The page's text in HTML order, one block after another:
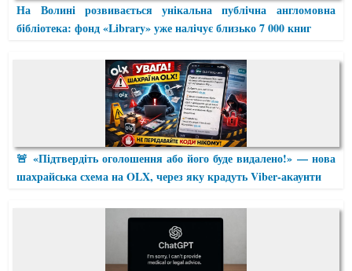
На Волині розвивається унікальна публічна англомовна
бібліотека: фонд «Library» уже налічує близько 7 000 книг
🚨 «Підтвердіть оголошення або його буде видалено!» — нова
шахрайська схема на OLX, через яку крадуть Viber-акаунти